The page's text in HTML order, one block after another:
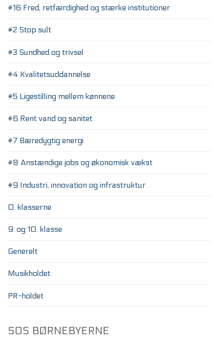
#16 Fred, retfærdighed og stærke institutioner
#2 Stop sult
#3 Sundhed og trivsel
#4 Kvalitetsuddannelse
#5 Ligestilling mellem kønnene
#6 Rent vand og sanitet
#7 Bæredygtig energi
#8 Anstændige jobs og økonomisk vækst
#9 Industri, innovation og infrastruktur
0. klasserne
9. og 10. klasse
Generelt
Musikholdet
PR-holdet
SOS BØRNEBYERNE